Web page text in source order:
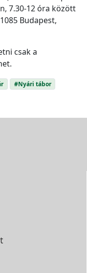
7.30-12 óra között
Budapest,
csak a
#Nyári tábor